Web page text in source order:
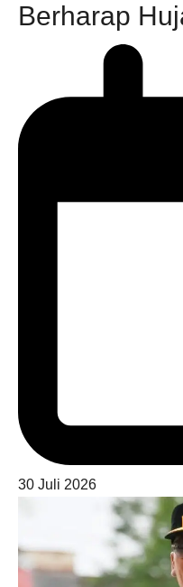
Berharap
30 Juli 2026